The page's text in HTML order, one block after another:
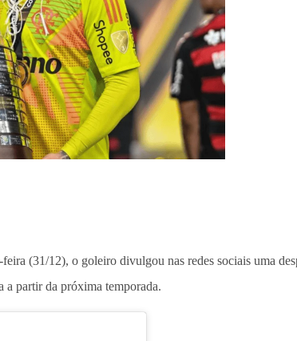
(31/12), o goleiro divulgou nas redes sociais uma
a partir da próxima temporada.